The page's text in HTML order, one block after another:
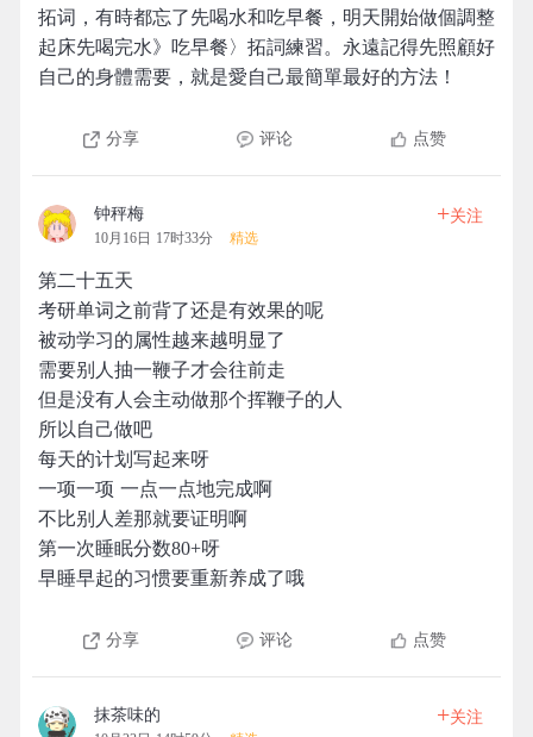
拓词，有時都忘了先喝水和吃早餐，明天開始做個調整
起床先喝完水》吃早餐〉拓詞練習。永遠記得先照顧好
自己的身體需要，就是愛自己最簡單最好的方法！
分享 评论 点赞
钟秤梅
10月16日 17时33分 精选
+关注
第二十五天
考研单词之前背了还是有效果的呢
被动学习的属性越来越明显了
需要别人抽一鞭子才会往前走
但是没有人会主动做那个挥鞭子的人
所以自己做吧
每天的计划写起来呀
一项一项 一点一点地完成啊
不比别人差那就要证明啊
第一次睡眠分数80+呀
早睡早起的习惯要重新养成了哦
分享 评论 点赞
抹茶味的 +关注